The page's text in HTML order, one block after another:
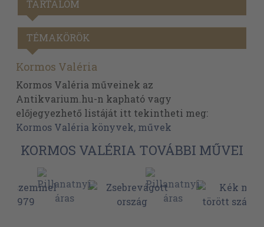
TARTALOM
TÉMAKÖRÖK
Kormos Valéria
Kormos Valéria műveinek az
Antikvarium.hu-n kapható vagy
előjegyezhető listáját itt tekintheti meg:
Kormos Valéria könyvek, művek
KORMOS VALÉRIA TOVÁBBI MŰVEI